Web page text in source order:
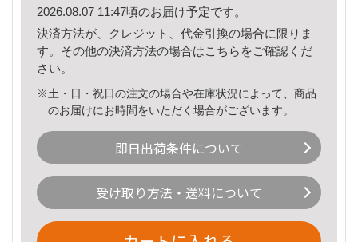
2026.08.07 11:47頃のお届け予定です。
決済方法が、クレジット、代金引換の場合に限りま
す。その他の決済方法の場合はこちら をご確認くだ
さい。
※土・日・祝日の注文の場合や在庫状況によって、商品
のお届けにお時間をいただく場合がございます。
即日出荷条件について
受け取り方法・送料について